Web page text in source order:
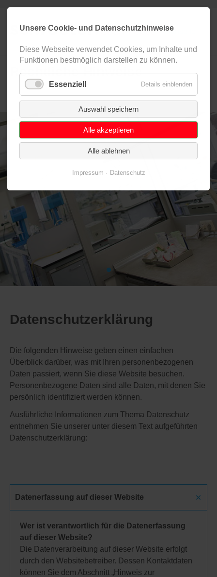
Zielseite
Rechtliche Hinweise
•
Datenschutzerklärung
Die folgenden Hinweise geben einen einfachen
Überblick darüber, was mit Ihren personenbezogenen
Daten passiert, wenn Sie diese Website besuchen.
Personenbezogene Daten sind alle Daten, mit denen Sie
persönlich identifiziert werden können.
Ausführliche Informationen zum Thema Datenschutz
entnehmen Sie unserer unter diesem Text aufgeführten
Datenschutzerklärung:
Datenerfassung auf dieser Website
Wer ist verantwortlich für die Datenerfassung
auf dieser Website?
Die Datenverarbeitung auf dieser Website erfolgt
durch den Websitebetreiber. Dessen Kontaktdaten
können Sie dem Abschnitt „Hinweis zur
Unsere Cookie- und Datenschutzhinweise
Diese Webseite verwendet Cookies, um Inhalte und
Funktionen bestmöglich darstellen zu können.
Essenziell Details einblenden
Auswahl speichern
Alle akzeptieren
Alle ablehnen
Impressum Datenschutz